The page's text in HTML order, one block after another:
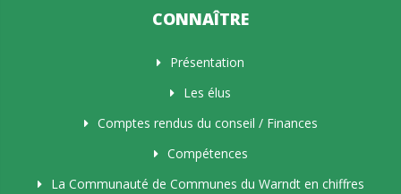
CONNAÎTRE
Présentation
Les élus
Comptes rendus du conseil / Finances
Compétences
La Communauté de Communes du Warndt en chiffres